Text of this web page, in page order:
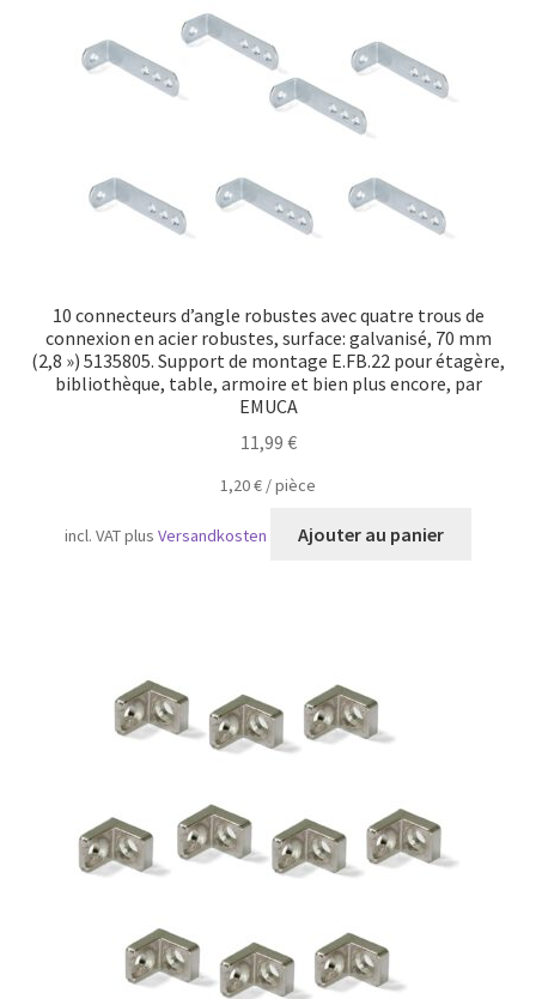
Transport maritime
10 connecteurs d’angle robustes avec quatre trous de
connexion en acier robustes, surface: galvanisé, 70 mm
(2,8 ») 5135805. Support de montage E.FB.22 pour étagère,
bibliothèque, table, armoire et bien plus encore, par
EMUCA
11,99 €
1,20€ /pièce
incl. VATplusVersandkosten Ajouter au panier